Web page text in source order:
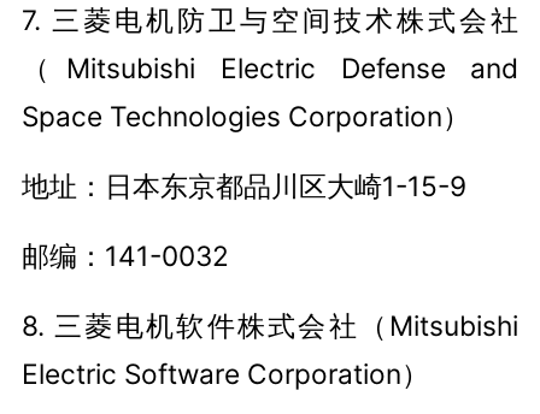
7. 三菱电机防卫与空间技术株式会社
（Mitsubishi Electric Defense and
Space Technologies Corporation）
地址：日本东京都品川区大崎1-15-9
邮编：141-0032
8. 三菱电机软件株式会社（Mitsubishi
Electric Software Corporation）